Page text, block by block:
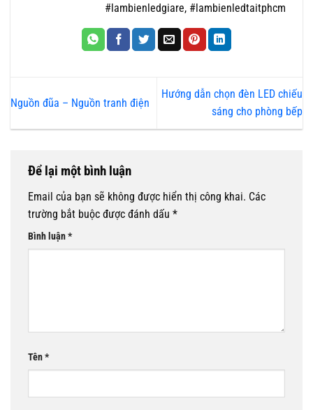
#lambienledgiare, #lambienledtaitphcm
Nguồn đũa – Nguồn tranh điện
Hướng dẫn chọn đèn LED chiếu
sáng cho phòng bếp
Để lại một bình luận
Email của bạn sẽ không được hiển thị công khai. Các
trường bắt buộc được đánh dấu *
Bình luận*
Tên*